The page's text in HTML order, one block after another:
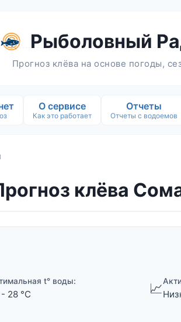
Рыболовный
Прогноз клёва на основе погоды,
О сервисе
Как это работает
Отчеты
Отчеты с водоемов
клёва
t° воды:
28 °C 📈